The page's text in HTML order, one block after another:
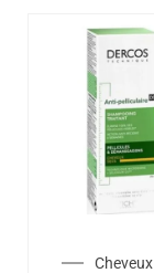
Cheveux